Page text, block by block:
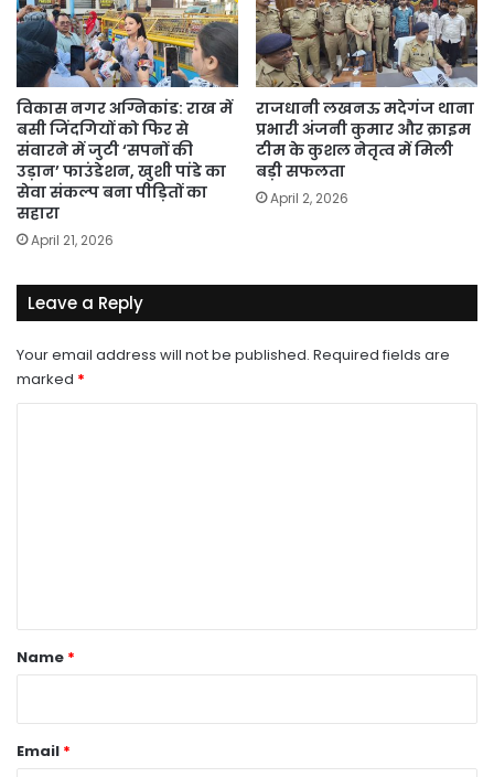
विकास नगर अग्निकांड: राख में
बसी जिंदगियों को फिर से
संवारने में जुटी ‘सपनों की
उड़ान’ फाउंडेशन, खुशी पांडे का
सेवा संकल्प बना पीड़ितों का
सहारा
April 21, 2026
राजधानी लखनऊ मदेगंज थाना
प्रभारी अंजनी कुमार और क्राइम
टीम के कुशल नेतृत्व में मिली
बड़ी सफलता
April 2, 2026
Leave a Reply
Your email address will not be published. Required fields are
marked *
*Name *
Email *